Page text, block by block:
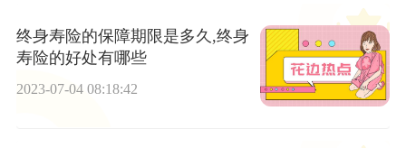
终身寿险的保障期限是多久,终身
寿险的好处有哪些
2023-07-04 08:18:42